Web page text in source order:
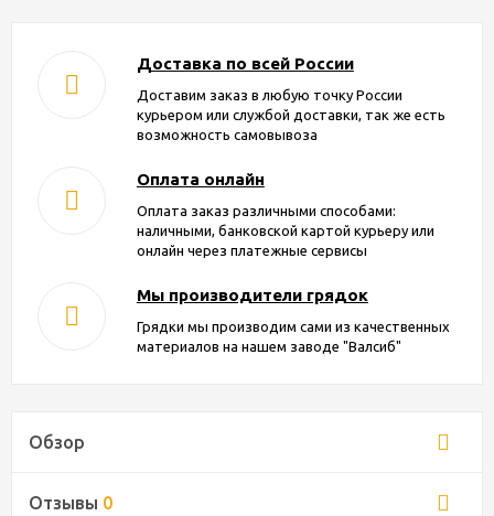
Доставка по всей России
Доставим заказ в любую точку России
курьером или службой доставки, так же есть
возможность самовывоза
Оплата онлайн
Оплата заказ различными способами:
наличными, банковской картой курьеру или
онлайн через платежные сервисы
Мы производители грядок
Грядки мы производим сами из качественных
материалов на нашем заводе "Валсиб"
Обзор
Отзывы 0